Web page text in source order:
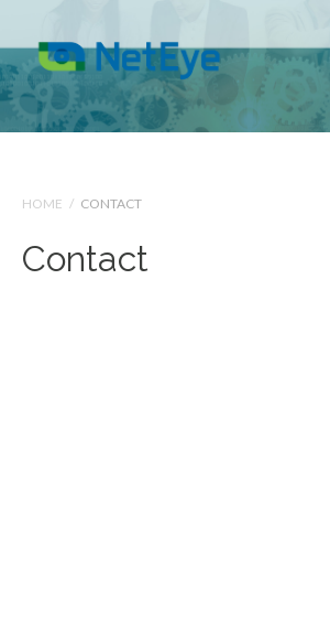
HOME / CONTACT
Contact